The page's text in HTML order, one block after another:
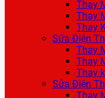
Thay
Thay
Thay
Sửa Điện
Thay
Thay
Thay
Sửa Điện
Thay